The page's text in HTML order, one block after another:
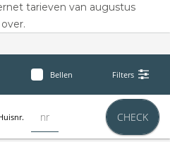
tarieven van augustus
Bellen Filters
CHECK